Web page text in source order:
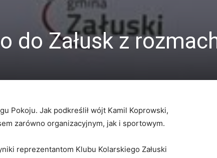
do Załusk z
Pokoju. Jak podkreślił wójt Kamil Koprowski,
zarówno organizacyjnym, jak i sportowym.
reprezentantom Klubu Kolarskiego Załuski